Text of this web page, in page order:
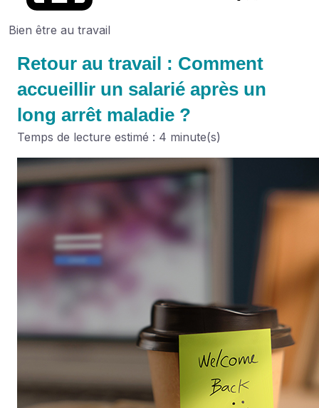
Bien être au travail
Retour au travail : Comment
accueillir un salarié après un
long arrêt maladie ?
Temps de lecture estimé : 4 minute(s)